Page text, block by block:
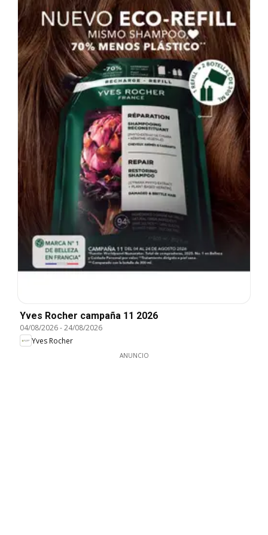
Yves Rocher campaña 11 2026
04/08/2026-24/08/2026
Yves Rocher
ANUNCIO